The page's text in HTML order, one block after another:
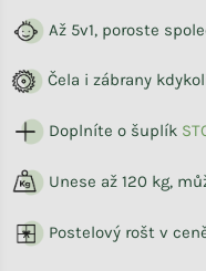
Až 5v1, poroste
Čela i zábrany
Doplníte o šuplík
Unese až 120 kg,
Postelový rošt v